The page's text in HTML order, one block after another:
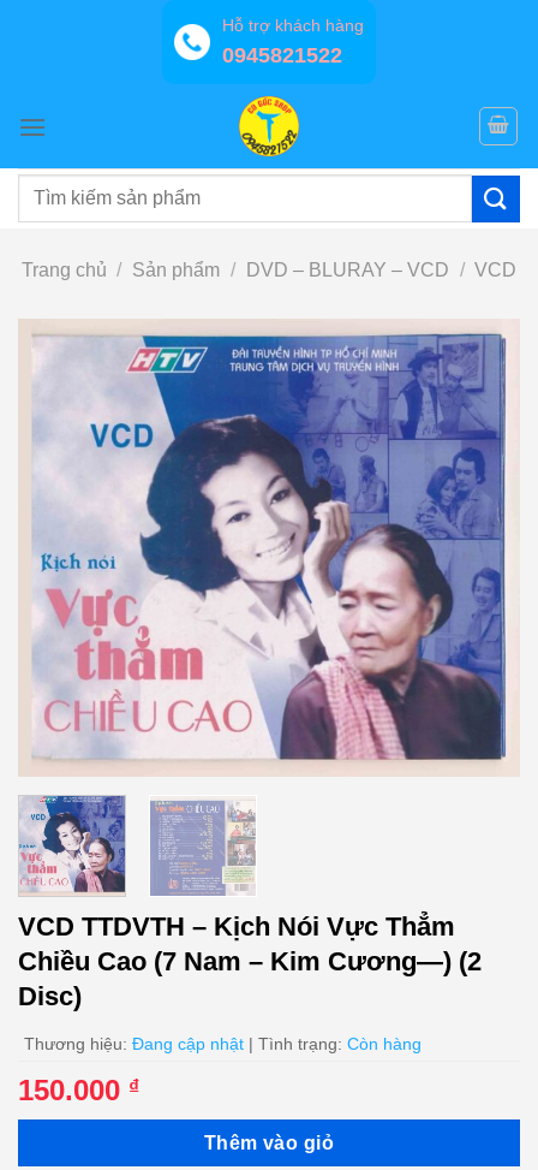
Hỗ trợ khách hàng
0945821522
Tìm
Trang chủ / Sản phẩm / DVD – BLURAY – VCD / VCD
VCD TTDVTH – Kịch Nói Vực Thẳm
Chiều Cao (7 Nam – Kim Cương—) (2
Disc)
Thương hiệu: Đang cập nhật | Tình trạng: Còn hàng
150.000 ₫
Thêm vào giỏ